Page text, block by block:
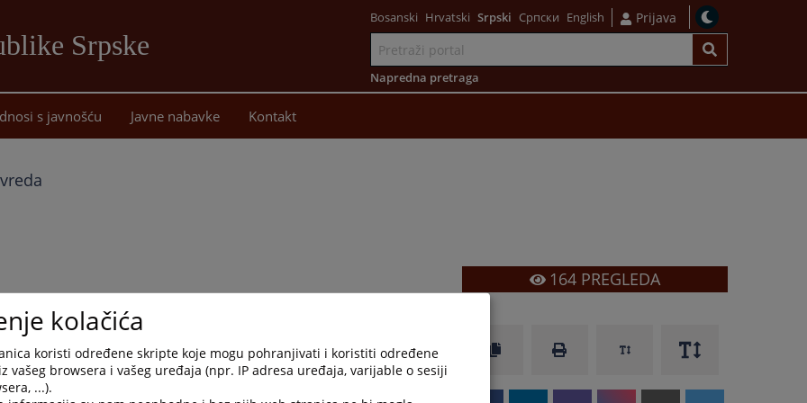
Srpske
sadržaj
Bosanski Hrvatski Srpski Српски English Prijava
Napredna pretraga
s javnošću Javne nabavke Kontakt
164PREGLEDA
kolačića
koristi određene skripte koje mogu pohranjivati i koristiti određene
vašeg browsera i vašeg uređaja (npr. IP adresa uređaja, varijable o sesiji
...).